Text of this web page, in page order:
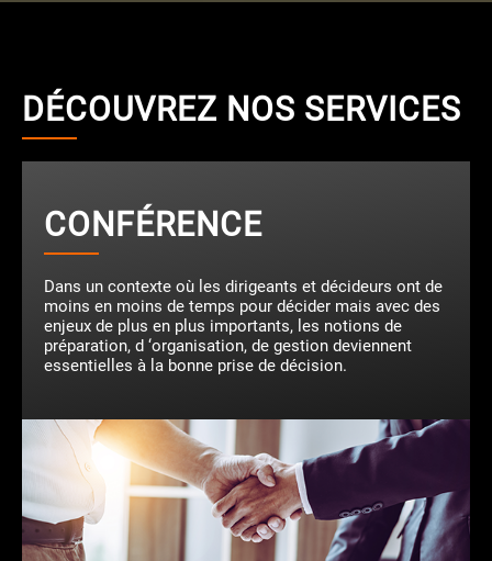
DÉCOUVREZ NOS SERVICES
CONFÉRENCE
Dans un contexte où les dirigeants et décideurs ont de
moins en moins de temps pour décider mais avec des
enjeux de plus en plus importants, les notions de
préparation, d ‘organisation, de gestion deviennent
essentielles à la bonne prise de décision.